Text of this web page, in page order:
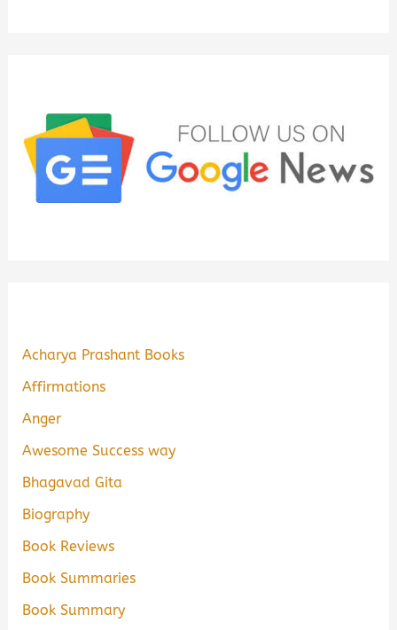
Acharya Prashant Books
Affirmations
Anger
Awesome Success way
Bhagavad Gita
Biography
Book Reviews
Book Summaries
Book Summary